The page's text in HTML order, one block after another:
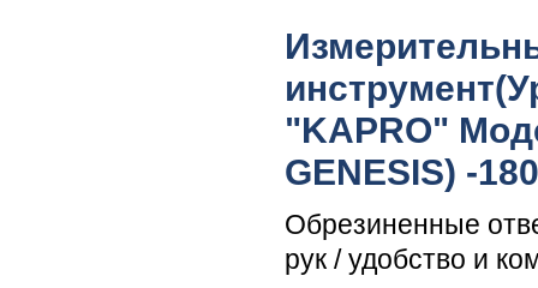
"KAPRO"
GENESIS) -
Обрезиненные
рук / удобство и